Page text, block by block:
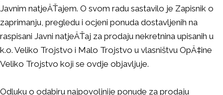
Javnim natjeÄŤajem. O svom radu sastavilo je Zapisnik o
zaprimanju, pregledu i ocjeni ponuda dostavljenih na
raspisani Javni natjeÄŤaj za prodaju nekretnina upisanih u
k.o. Veliko Trojstvo i Malo Trojstvo u vlasništvu OpÄ‡ine
Veliko Trojstvo koji se ovdje objavljuje.
Odluku o odabiru najpovoljnije ponude za prodaju